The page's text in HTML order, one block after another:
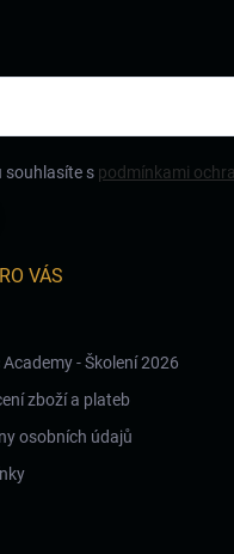
souhlasíte s podmínkami
VÁS
- Školení 2026
zboží a plateb
osobních údajů